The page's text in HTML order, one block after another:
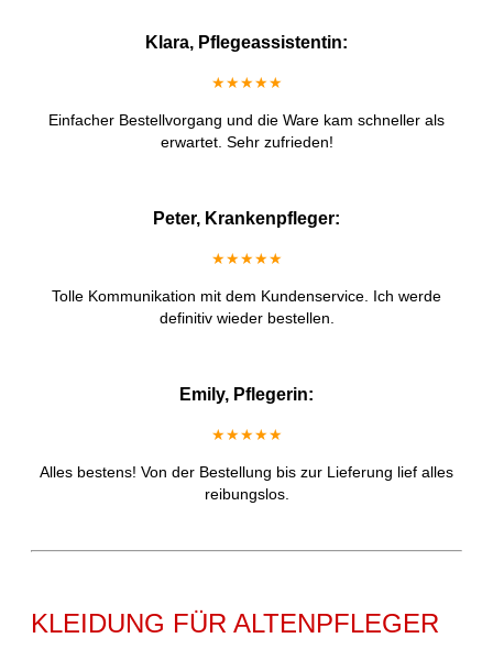
Klara, Pflegeassistentin:
★★★★★
Einfacher Bestellvorgang und die Ware kam schneller als
erwartet. Sehr zufrieden!
Peter, Krankenpfleger:
★★★★★
Tolle Kommunikation mit dem Kundenservice. Ich werde
definitiv wieder bestellen.
Emily, Pflegerin:
★★★★★
Alles bestens! Von der Bestellung bis zur Lieferung lief alles
reibungslos.
KLEIDUNG FÜR ALTENPFLEGER